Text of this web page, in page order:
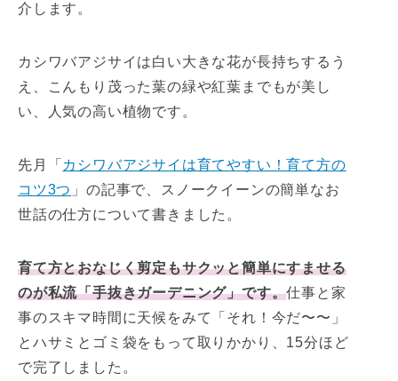
介します。
カシワバアジサイは白い大きな花が長持ちするう
え、こんもり茂った葉の緑や紅葉までもが美し
い、人気の高い植物です。
先月「 カシワバアジサイは育てやすい！育て方の
コツ3つ 」の記事で、スノークイーンの簡単なお
世話の仕方について書きました。
育て方とおなじく剪定もサクッと簡単にすませる
のが私流「手抜きガーデニング」です。仕事と家
事のスキマ時間に天候をみて「それ！今だ〜〜」
とハサミとゴミ袋をもって取りかかり、15分ほど
で完了しました。